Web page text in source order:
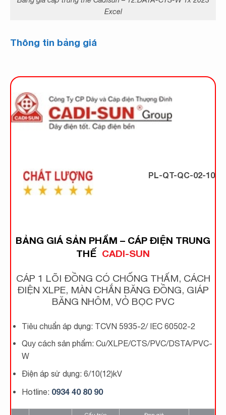
Excel
Thông tin bảng giá
PL-QT-QC-02-10
BẢNG GIÁ SẢN PHẨM – CÁP ĐIỆN TRUNG
THẾ CADI-SUN
CÁP 1 LÕI ĐỒNG CÓ CHỐNG THẤM, CÁCH
ĐIỆN XLPE, MÀN CHẮN BĂNG ĐỒNG, GIÁP
BĂNG NHÔM, VỎ BỌC PVC
Tiêu chuẩn áp dụng: TCVN 5935-2/ IEC 60502-2
Quy cách sản phẩm: Cu/XLPE/CTS/PVC/DSTA/PVC-
W
Điện áp sử dụng: 6/10(12)kV
Hotline: 0934 40 80 90